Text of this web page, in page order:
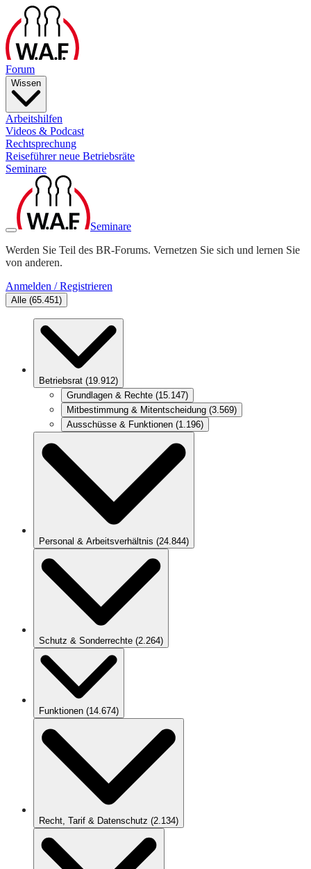
Forum
Wissen
Arbeitshilfen
Videos & Podcast
Rechtsprechung
Reiseführer neue Betriebsräte
Seminare
Seminare
Werden Sie Teil des BR-Forums. Vernetzen Sie sich und lernen Sie
von anderen.
Anmelden / Registrieren
Alle (65.451)
Betriebsrat (19.912)
Grundlagen & Rechte (15.147)
Mitbestimmung & Mitentscheidung (3.569)
Ausschüsse & Funktionen (1.196)
Personal & Arbeitsverhältnis (24.844)
Schutz & Sonderrechte (2.264)
Funktionen (14.674)
Recht, Tarif & Datenschutz (2.134)